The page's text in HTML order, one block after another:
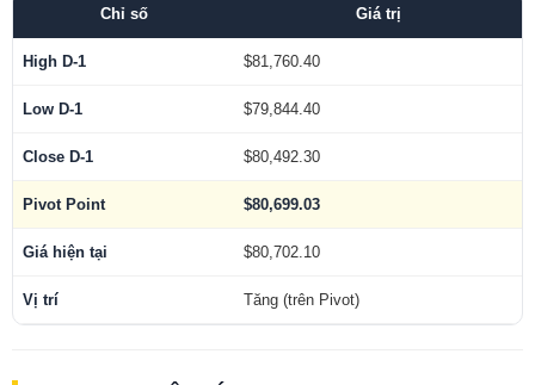
Chỉ số Giá trị
High D-1 $81,760.40
Low D-1 $79,844.40
Close D-1 $80,492.30
Pivot Point $80,699.03
Giá hiện tại $80,702.10
Vị trí Tăng (trên Pivot)